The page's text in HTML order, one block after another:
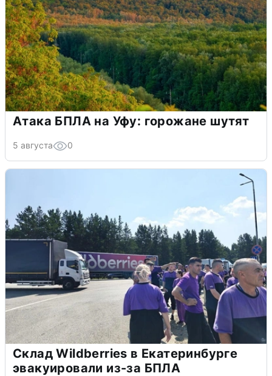
Атака БПЛА на Уфу: горожане шутят
5 августа 0
Склад Wildberries в Екатеринбурге
эвакуировали из-за БПЛА